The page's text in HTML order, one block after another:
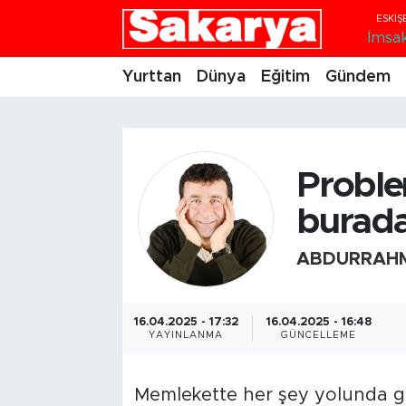
Yurttan Dünya Eğitim Gündem
16.04.2025 - 17:32
YAYINLANMA
16.04.2025 - 16:48
GÜNCELLEME
Memlekette her şey yolunda
Eskişehirspor
Kültür Sanat
Eskişehir Nöbetçi Eczaneler
Eskişehir Namaz Vakitleri
Eskişehir Trafik Yoğunluk Haritası
Süper Lig Puan Durumu ve Fikstür
Haber Arşivi